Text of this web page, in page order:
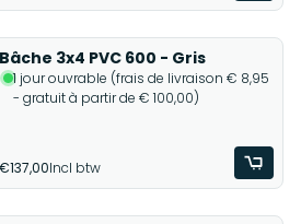
Bâche 3x4 PVC 600 - Gris
1 jour ouvrable (frais de livraison € 8,95
- gratuit à partir de € 100,00)
€137,00Incl btw